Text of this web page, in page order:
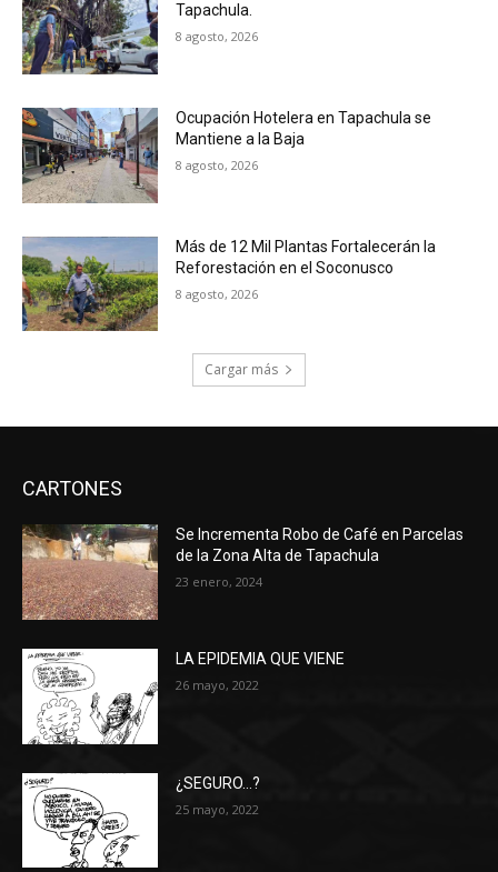
Tapachula.
8 agosto, 2026
Ocupación Hotelera en Tapachula se
Mantiene a la Baja
8 agosto, 2026
Más de 12 Mil Plantas Fortalecerán la
Reforestación en el Soconusco
8 agosto, 2026
Cargar más
CARTONES
Se Incrementa Robo de Café en Parcelas
de la Zona Alta de Tapachula
23 enero, 2024
LA EPIDEMIA QUE VIENE
26 mayo, 2022
¿SEGURO…?
25 mayo, 2022